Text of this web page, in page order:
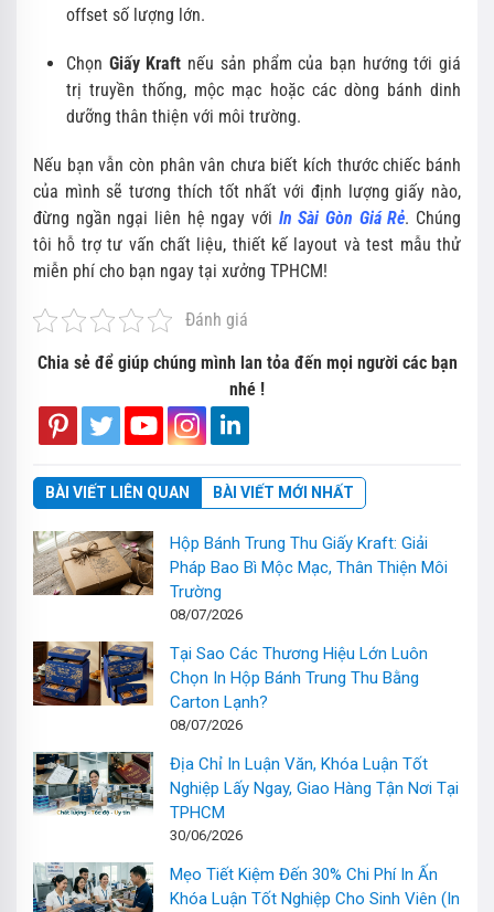
offset số lượng lớn.
Chọn Giấy Kraft nếu sản phẩm của bạn hướng tới giá
trị truyền thống, mộc mạc hoặc các dòng bánh dinh
dưỡng thân thiện với môi trường.
Nếu bạn vẫn còn phân vân chưa biết kích thước chiếc bánh
của mình sẽ tương thích tốt nhất với định lượng giấy nào,
đừng ngần ngại liên hệ ngay với In Sài Gòn Giá Rẻ. Chúng
tôi hỗ trợ tư vấn chất liệu, thiết kế layout và test mẫu thử
miễn phí cho bạn ngay tại xưởng TPHCM!
Đánh giá
Chia sẻ để giúp chúng mình lan tỏa đến mọi người các bạn
nhé !
BÀI VIẾT LIÊN QUAN BÀI VIẾT MỚI NHẤT
Hộp Bánh Trung Thu Giấy Kraft: Giải
Pháp Bao Bì Mộc Mạc, Thân Thiện Môi
Trường
08/07/2026
Tại Sao Các Thương Hiệu Lớn Luôn
Chọn In Hộp Bánh Trung Thu Bằng
Carton Lạnh?
08/07/2026
Địa Chỉ In Luận Văn, Khóa Luận Tốt
Nghiệp Lấy Ngay, Giao Hàng Tận Nơi Tại
TPHCM
30/06/2026
Mẹo Tiết Kiệm Đến 30% Chi Phí In Ấn
Khóa Luận Tốt Nghiệp Cho Sinh Viên (In